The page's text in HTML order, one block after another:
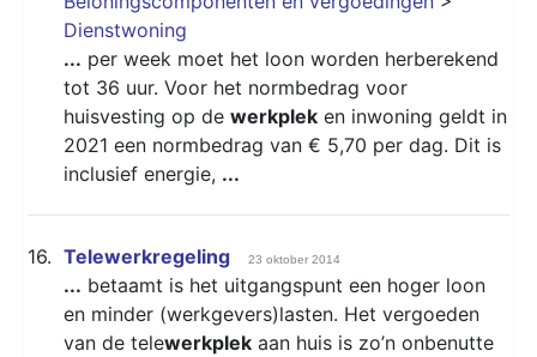
Dienstwoning
... per week moet het loon worden herberekend
tot 36 uur. Voor het normbedrag voor
huisvesting op de werkplek en inwoning geldt in
2021 een normbedrag van € 5,70 per dag. Dit is
inclusief energie, ...
16. Telewerkregeling 23 oktober 2014
... betaamt is het uitgangspunt een hoger loon
en minder (werkgevers)lasten. Het vergoeden
van de telewerkplek aan huis is zo’n onbenutte